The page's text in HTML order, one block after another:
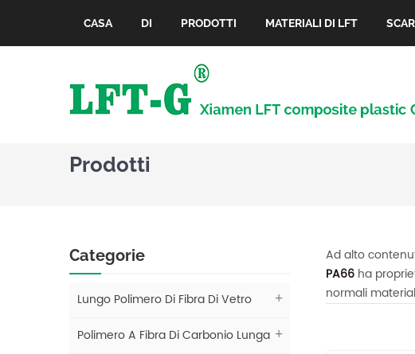
CASA DI PRODOTTI MATERIALI DI LFT
Prodotti
Categorie
Lungo Polimero Di Fibra Di Vetro
Polimero A Fibra Di Carbonio Lunga
Ad alto
PA66 ha
normali